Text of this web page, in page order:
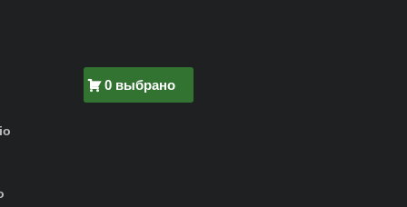
0 выбрано